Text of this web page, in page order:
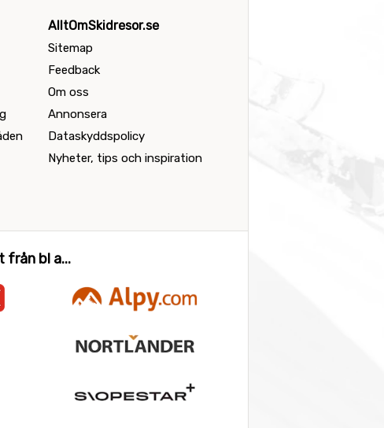
AlltOmSkidresor.se
Sitemap
Feedback
Om oss
Annonsera
Dataskyddspolicy
Nyheter, tips och inspiration
från bl a...